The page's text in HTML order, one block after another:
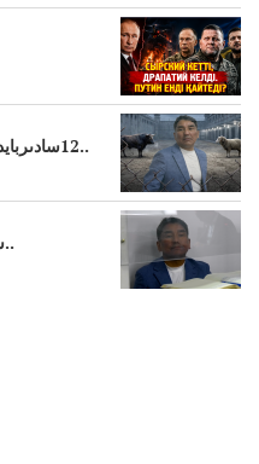
12سادىربايدىتاعىسى كەلە12نجىلعاۇقا مەس..
سوتتولەنگەناپتار ايىبە؟ۋ تسوتتاعىا..